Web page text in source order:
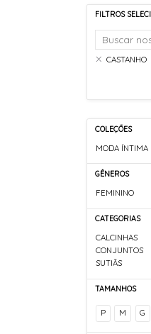
FILTROS
CASTANHO
COLEÇÕES
MODA ÍNTIMA
GÊNEROS
FEMININO
CATEGORIAS
CALCINHAS
CONJUNTOS
SUTIÃS
TAMANHOS
P M G